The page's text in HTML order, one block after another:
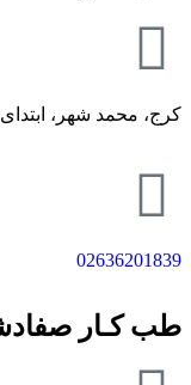
کرج، محمد شهر،
02636201839
طب کـار